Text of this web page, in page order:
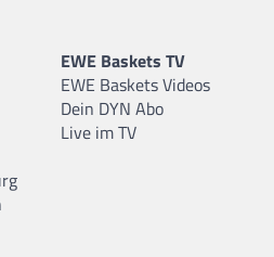
EWE Baskets TV
EWE Baskets Videos
Dein DYN Abo
Live im TV